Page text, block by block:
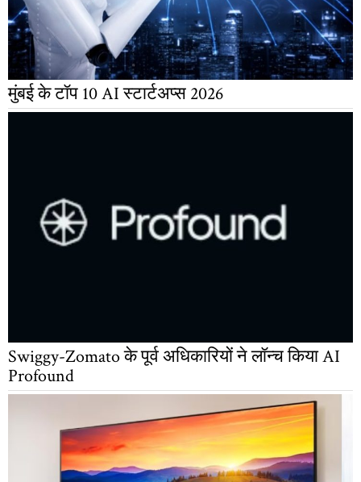
मुंबई के टॉप 10 AI स्टार्टअप्स 2026
Swiggy-Zomato के पूर्व अधिकारियों ने लॉन्च किया AI
Profound